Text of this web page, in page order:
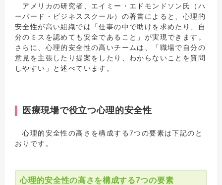
アメリカの研究者、エイミー・エドモンドソン氏（ハ
ーバード・ビジネススクール）の著書によると、心理的
安全性が高い組織では「仕事の中で助けを求めたり、自
分のミスを認めても安全であること」が実現できます。
さらに、心理的安全性の高いチームは、「職場で自分の
意見を主張したり提案をしたり、わからないことを質問
しやすい」と述べています。
医療現場で役立つ心理的安全性
心理的安全性の高さを構成する7つの要素は下記のと
おりです。
心理的安全性の高さを構成する7つの要素